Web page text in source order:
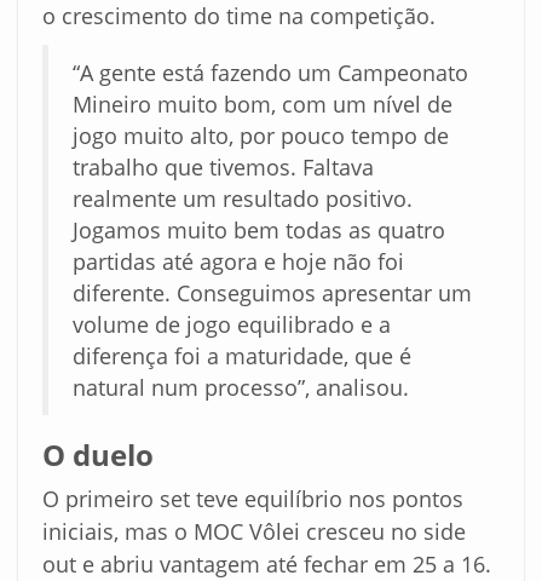
o crescimento do time na competição.
“A gente está fazendo um Campeonato
Mineiro muito bom, com um nível de
jogo muito alto, por pouco tempo de
trabalho que tivemos. Faltava
realmente um resultado positivo.
Jogamos muito bem todas as quatro
partidas até agora e hoje não foi
diferente. Conseguimos apresentar um
volume de jogo equilibrado e a
diferença foi a maturidade, que é
natural num processo”, analisou.
O duelo
O primeiro set teve equilíbrio nos pontos
iniciais, mas o MOC Vôlei cresceu no side
out e abriu vantagem até fechar em 25 a 16.